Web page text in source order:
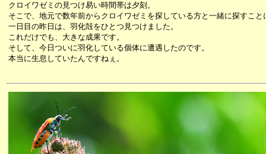
クロイワゼミの見つけ易い時間帯は夕刻。
そこで、地元で数年前からクロイワゼミを探している方と一緒に探すこと
一日目の昨日は、羽化殻をひとつ見つけました。
これだけでも、大きな成果です。
そして、今日ついに羽化している個体に遭遇したのです。
本当に生息していたんですねぇ。